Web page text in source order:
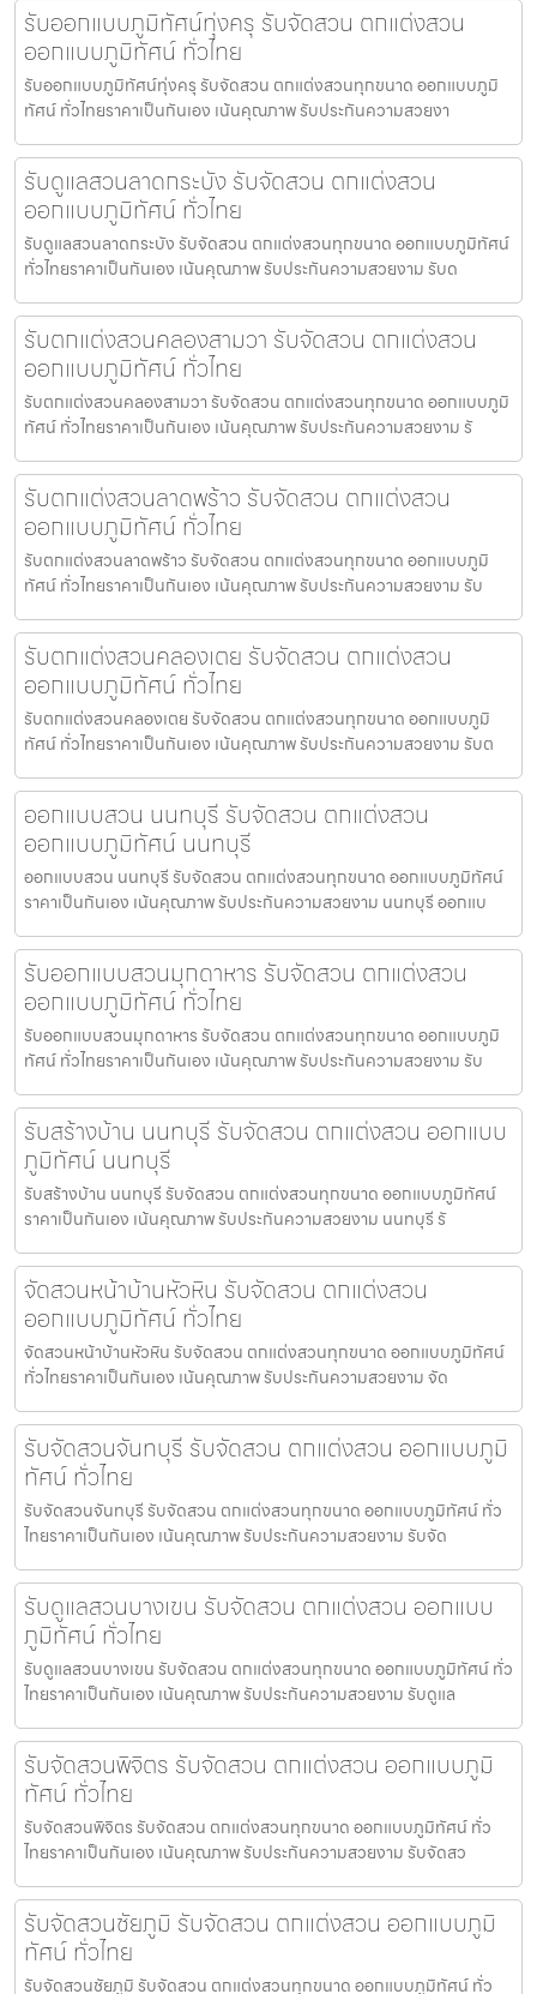
รับออกแบบภูมิทัศน์ทุ่งครุ รับจัดสวน ตกแต่งสวน
ออกแบบภูมิทัศน์ ทั่วไทย
รับออกแบบภูมิทัศน์ทุ่งครุ รับจัดสวน ตกแต่งสวนทุกขนาด ออกแบบภูมิ
ทัศน์ ทั่วไทยราคาเป็นกันเอง เน้นคุณภาพ รับประกันความสวยงา
รับดูแลสวนลาดกระบัง รับจัดสวน ตกแต่งสวน
ออกแบบภูมิทัศน์ ทั่วไทย
รับดูแลสวนลาดกระบัง รับจัดสวน ตกแต่งสวนทุกขนาด ออกแบบภูมิทัศน์
ทั่วไทยราคาเป็นกันเอง เน้นคุณภาพ รับประกันความสวยงาม รับด
รับตกแต่งสวนคลองสามวา รับจัดสวน ตกแต่งสวน
ออกแบบภูมิทัศน์ ทั่วไทย
รับตกแต่งสวนคลองสามวา รับจัดสวน ตกแต่งสวนทุกขนาด ออกแบบภูมิ
ทัศน์ ทั่วไทยราคาเป็นกันเอง เน้นคุณภาพ รับประกันความสวยงาม รั
รับตกแต่งสวนลาดพร้าว รับจัดสวน ตกแต่งสวน
ออกแบบภูมิทัศน์ ทั่วไทย
รับตกแต่งสวนลาดพร้าว รับจัดสวน ตกแต่งสวนทุกขนาด ออกแบบภูมิ
ทัศน์ ทั่วไทยราคาเป็นกันเอง เน้นคุณภาพ รับประกันความสวยงาม รับ
รับตกแต่งสวนคลองเตย รับจัดสวน ตกแต่งสวน
ออกแบบภูมิทัศน์ ทั่วไทย
รับตกแต่งสวนคลองเตย รับจัดสวน ตกแต่งสวนทุกขนาด ออกแบบภูมิ
ทัศน์ ทั่วไทยราคาเป็นกันเอง เน้นคุณภาพ รับประกันความสวยงาม รับต
ออกแบบสวน นนทบุรี รับจัดสวน ตกแต่งสวน
ออกแบบภูมิทัศน์ นนทบุรี
ออกแบบสวน นนทบุรี รับจัดสวน ตกแต่งสวนทุกขนาด ออกแบบภูมิทัศน์
ราคาเป็นกันเอง เน้นคุณภาพ รับประกันความสวยงาม นนทบุรี ออกแบ
รับออกแบบสวนมุกดาหาร รับจัดสวน ตกแต่งสวน
ออกแบบภูมิทัศน์ ทั่วไทย
รับออกแบบสวนมุกดาหาร รับจัดสวน ตกแต่งสวนทุกขนาด ออกแบบภูมิ
ทัศน์ ทั่วไทยราคาเป็นกันเอง เน้นคุณภาพ รับประกันความสวยงาม รับ
รับสร้างบ้าน นนทบุรี รับจัดสวน ตกแต่งสวน ออกแบบ
ภูมิทัศน์ นนทบุรี
รับสร้างบ้าน นนทบุรี รับจัดสวน ตกแต่งสวนทุกขนาด ออกแบบภูมิทัศน์
ราคาเป็นกันเอง เน้นคุณภาพ รับประกันความสวยงาม นนทบุรี รั
จัดสวนหน้าบ้านหัวหิน รับจัดสวน ตกแต่งสวน
ออกแบบภูมิทัศน์ ทั่วไทย
จัดสวนหน้าบ้านหัวหิน รับจัดสวน ตกแต่งสวนทุกขนาด ออกแบบภูมิทัศน์
ทั่วไทยราคาเป็นกันเอง เน้นคุณภาพ รับประกันความสวยงาม จัด
รับจัดสวนจันทบุรี รับจัดสวน ตกแต่งสวน ออกแบบภูมิ
ทัศน์ ทั่วไทย
รับจัดสวนจันทบุรี รับจัดสวน ตกแต่งสวนทุกขนาด ออกแบบภูมิทัศน์ ทั่ว
ไทยราคาเป็นกันเอง เน้นคุณภาพ รับประกันความสวยงาม รับจัด
รับดูแลสวนบางเขน รับจัดสวน ตกแต่งสวน ออกแบบ
ภูมิทัศน์ ทั่วไทย
รับดูแลสวนบางเขน รับจัดสวน ตกแต่งสวนทุกขนาด ออกแบบภูมิทัศน์ ทั่ว
ไทยราคาเป็นกันเอง เน้นคุณภาพ รับประกันความสวยงาม รับดูแล
รับจัดสวนพิจิตร รับจัดสวน ตกแต่งสวน ออกแบบภูมิ
ทัศน์ ทั่วไทย
รับจัดสวนพิจิตร รับจัดสวน ตกแต่งสวนทุกขนาด ออกแบบภูมิทัศน์ ทั่ว
ไทยราคาเป็นกันเอง เน้นคุณภาพ รับประกันความสวยงาม รับจัดสว
รับจัดสวนชัยภูมิ รับจัดสวน ตกแต่งสวน ออกแบบภูมิ
ทัศน์ ทั่วไทย
รับจัดสวนชัยภูมิ รับจัดสวน ตกแต่งสวนทุกขนาด ออกแบบภูมิทัศน์ ทั่ว